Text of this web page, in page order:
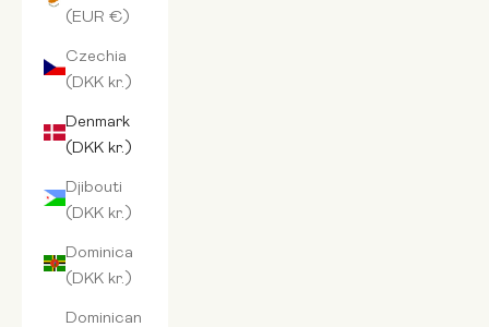
(EUR €)
Czechia
(DKK kr.)
Denmark
(DKK kr.)
Djibouti
(DKK kr.)
Dominica
(DKK kr.)
Dominican